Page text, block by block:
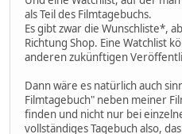
als Teil des Filmtagebuchs.
Es gibt zwar die Wunschliste*,
Richtung Shop. Eine Watchlist
anderen zukünftigen
Dann wäre es natürlich auch
Filmtagebuch" neben meiner
finden und nicht nur bei
vollständiges Tagebuch also,